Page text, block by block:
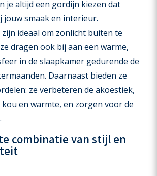
je altijd een gordijn kiezen dat
jouw smaak en interieur.
ideaal om zonlicht buiten te
dragen ook bij aan een warme,
in de slaapkamer gedurende de
Daarnaast bieden ze
ze verbeteren de akoestiek,
en warmte, en zorgen voor de
combinatie van stijl en